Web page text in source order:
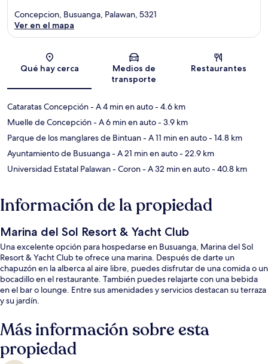
Sección del mapa
Concepcion, Busuanga, Palawan, 5321
Ver en el mapa
Qué hay cerca
Medios de
transporte
Restaurantes
Cataratas Concepción- A 4 min en auto- 4.6 km
Muelle de Concepción- A 6 min en auto- 3.9 km
Parque de los manglares de Bintuan- A 11 min en auto- 14.8 km
Ayuntamiento de Busuanga- A 21 min en auto- 22.9 km
Universidad Estatal Palawan - Coron- A 32 min en auto- 40.8 km
Información de la propiedad
Marina del Sol Resort & Yacht Club
Una excelente opción para hospedarse en Busuanga, Marina del Sol
Resort & Yacht Club te ofrece una marina. Después de darte un
chapuzón en la alberca al aire libre, puedes disfrutar de una comida o un
bocadillo en el restaurante. También puedes relajarte con una bebida
en el bar o lounge. Entre sus amenidades y servicios destacan su terraza
y su jardín.
Más información sobre esta
propiedad